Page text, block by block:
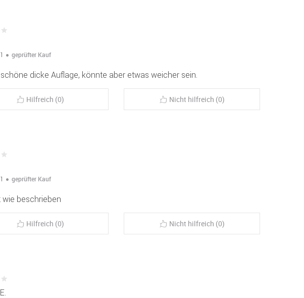
geprüfter Kauf
dicke Auflage, könnte aber etwas weicher sein.
Hilfreich (0) Nicht hilfreich (0)
geprüfter Kauf
wie beschrieben
Hilfreich (0) Nicht hilfreich (0)